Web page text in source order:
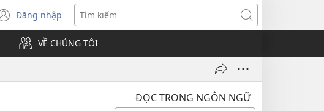
Đăng nhập
(mở
cửa
sổ
mới)
Tìm
kiếm
VỀ CHÚNG TÔI
ĐỌC TRONG NGÔN NGỮ